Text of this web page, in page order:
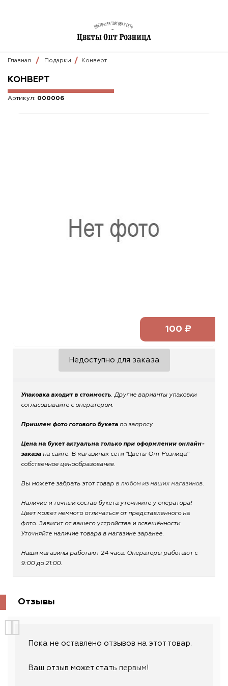
Главная Подарки Конверт
КОНВЕРТ
Артикул: 000006
100 ₽
Упаковка входит в стоимость. Другие варианты упаковки
согласовывайте с оператором.
Пришлем фото готового букета по запросу.
Цена на букет актуальна только при оформлении онлайн-
заказа на сайте. В магазинах сети "Цветы Опт Розница"
собственное ценообразование.
Вы можете забрать этот товар в любом из наших магазинов.
Наличие и точный состав букета уточняйте у оператора!
Цвет может немного отличаться от представленного на
фото. Зависит от вашего устройства и освещённости.
Уточняйте наличие товара в магазине заранее.
Наши магазины работают 24 часа. Операторы работают с
9:00 до 21:00.
Недоступно для заказа
Отзывы
Пока не оставлено отзывов на этот товар.
Ваш отзыв может стать первым!